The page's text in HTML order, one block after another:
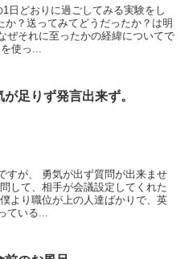
日どおりに過ごしてみる実験をし
？送ってみてどうだったか？は明
ぜそれに至ったかの経緯についてで
使っ...
が足りず発言出来ず。
すが、 勇気が出ず質問が出来ませ
して、相手が会議設定してくれた
より職位が上の人達ばかりで、英
ている...